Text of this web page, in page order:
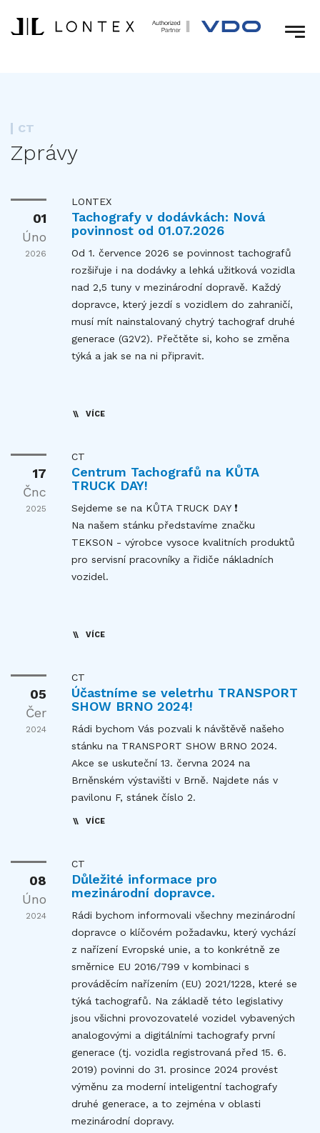
CT
Zprávy
01
Úno
2026
LONTEX
Tachografy v dodávkách: Nová
povinnost od 01.07.2026
Od 1. července 2026 se povinnost tachografů
rozšiřuje i na dodávky a lehká užitková vozidla
nad 2,5 tuny v mezinárodní dopravě. Každý
dopravce, který jezdí s vozidlem do zahraničí,
musí mít nainstalovaný chytrý tachograf druhé
generace (G2V2). Přečtěte si, koho se změna
týká a jak se na ni připravit.
VÍCE
17
Čnc
2025
CT
Centrum Tachografů na KŮTA
TRUCK DAY!
Sejdeme se na KŮTA TRUCK DAY ❗
Na našem stánku představíme značku
TEKSON - výrobce vysoce kvalitních produktů
pro servisní pracovníky a řidiče nákladních
vozidel.
VÍCE
05
Čer
2024
CT
Účastníme se veletrhu TRANSPORT
SHOW BRNO 2024!
Rádi bychom Vás pozvali k návštěvě našeho
stánku na TRANSPORT SHOW BRNO 2024.
Akce se uskuteční 13. června 2024 na
Brněnském výstavišti v Brně. Najdete nás v
pavilonu F, stánek číslo 2.
VÍCE
08
Úno
2024
CT
Důležité informace pro
mezinárodní dopravce.
Rádi bychom informovali všechny mezinárodní
dopravce o klíčovém požadavku, který vychází
z nařízení Evropské unie, a to konkrétně ze
směrnice EU 2016/799 v kombinaci s
prováděcím nařízením (EU) 2021/1228, které se
týká tachografů. Na základě této legislativy
jsou všichni provozovatelé vozidel vybavených
analogovými a digitálními tachografy první
generace (tj. vozidla registrovaná před 15. 6.
2019) povinni do 31. prosince 2024 provést
výměnu za moderní inteligentní tachografy
druhé generace, a to zejména v oblasti
mezinárodní dopravy.